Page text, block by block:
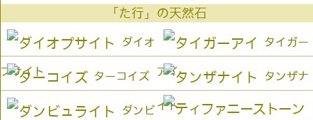
「た行」の天然石
ダイオ
プサイト
タイガー
アイ
ターコイズ タンザナ
イト
ダンビ